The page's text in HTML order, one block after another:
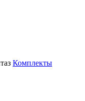
Комплекты